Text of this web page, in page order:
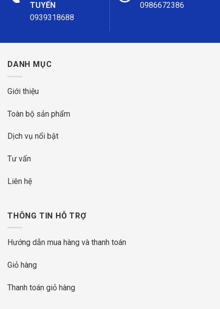
TUYẾN
0939318688
0986672386
DANH MỤC
Giới thiệu
Toàn bộ sản phẩm
Dịch vụ nổi bật
Tư vấn
Liên hệ
THÔNG TIN HỖ TRỢ
Hướng dẫn mua hàng và thanh toán
Giỏ hàng
Thanh toán giỏ hàng